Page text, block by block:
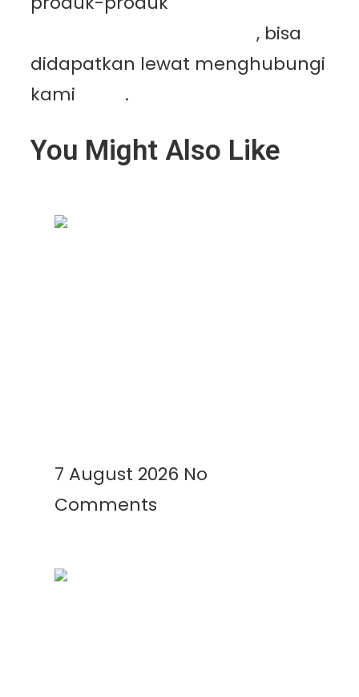
, bisa
didapatkan lewat menghubungi
kami
.
You Might Also Like
7 August 2026 No
Comments